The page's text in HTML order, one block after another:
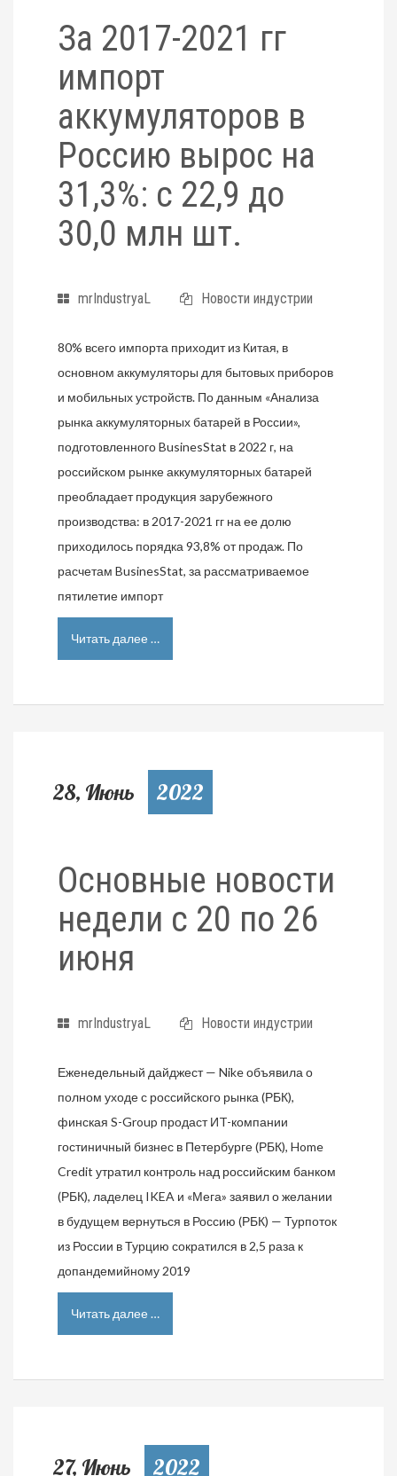
За 2017-2021 гг
импорт
аккумуляторов в
Россию вырос на
31,3%: с 22,9 до
30,0 млн шт.
mrIndustryaL Новости индустрии
80% всего импорта приходит из Китая, в
основном аккумуляторы для бытовых приборов
и мобильных устройств. По данным «Анализа
рынка аккумуляторных батарей в России»,
подготовленного BusinesStat в 2022 г, на
российском рынке аккумуляторных батарей
преобладает продукция зарубежного
производства: в 2017-2021 гг на ее долю
приходилось порядка 93,8% от продаж. По
расчетам BusinesStat, за рассматриваемое
пятилетие импорт
Читать далее …
28, Июнь 2022
Основные новости
недели с 20 по 26
июня
mrIndustryaL Новости индустрии
Еженедельный дайджест — Nike объявила о
полном уходе с российского рынка (РБК),
финская S-Group продаст ИT-компании
гостиничный бизнес в Петербурге (РБК), Home
Credit утратил контроль над российским банком
(РБК), ладелец IKEA и «Мега» заявил о желании
в будущем вернуться в Россию (РБК) — Турпоток
из России в Турцию сократился в 2,5 раза к
допандемийному 2019
Читать далее …
27, Июнь 2022